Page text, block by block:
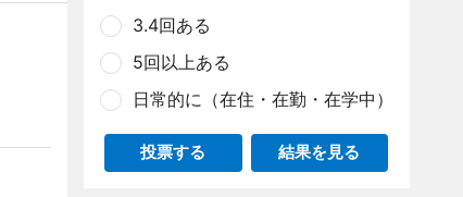
3.4回ある
5回以上ある
日常的に（在住・在勤・在学中）
投票する 結果を見る